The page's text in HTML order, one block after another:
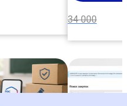
34 000